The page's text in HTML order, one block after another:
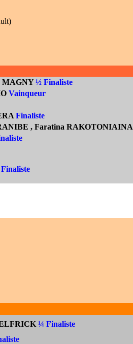
MAGNY½ Finaliste
Vainqueur
Finaliste
, Faratina RAKOTONIAINA
¼ Finaliste